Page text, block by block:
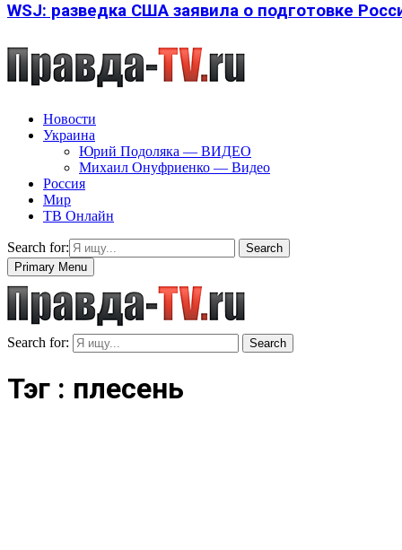
WSJ: разведка США заявила о подготовке
Новости
Украина
Юрий Подоляка — ВИДЕО
Михаил Онуфриенко — Видео
Россия
Мир
ТВ Онлайн
Search for:
Search
Primary Menu
Search for: Search
Тэг : плесень